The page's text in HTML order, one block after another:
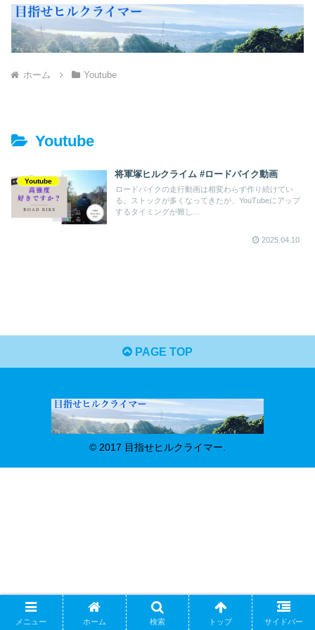
ホーム Youtube
Youtube
Youtube
将軍塚ヒルクライム #ロードバイク動画
ロードバイクの走行動画は相変わらず作り続けてい
る。ストックが多くなってきたが、YouTubeにアップ
するタイミングが難し...
2025.04.10
PAGE TOP
© 2017 目指せヒルクライマー.
メニュー ホーム 検索 トップ サイドバー